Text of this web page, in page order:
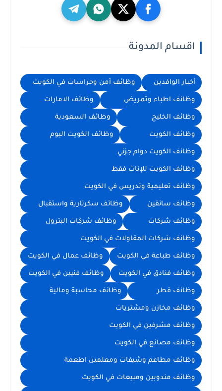
اقسام المدونة
أخبار الوافدين وظائف أمن وحراسات في الكويت
وظائف اطباء وتمريض وظائف الامارات
وظائف الخليج وظائف السعودية
وظائف الكويت وظائف الكويت اليوم
وظائف الكويت دوام جزئي
وظائف الكويت للإناث فقط
وظائف تعليمية وتدريس في الكويت
وظائف سائقين وظائف سكرتارية واستقبال
وظائف شركات وظائف شركات البترول
وظائف شركات المقاولات في الكويت
وظائف طباعة في الكويت وظائف عمال في الكويت
وظائف فنادق في الكويت وظائف فنيين في الكويت
وظائف قطر وظائف محاسبة ومالية
وظائف مخازن ومشتريات
وظائف مشرفين في الكويت
وظائف مصانع في الكويت
وظائف مطاعم وشيفات ومعلمين اطعمة
وظائف مندوبين ومبيعات في الكويت